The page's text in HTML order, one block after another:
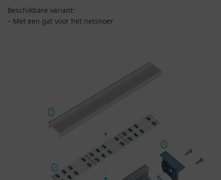
Beschikbare variant:
– Met een gat voor het netsnoer